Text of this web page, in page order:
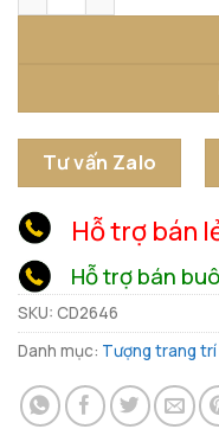
Tư vấn Zalo
Hỗ trợ bán
Hỗ trợ bán
SKU: CD2646
Danh mục: Tượng trang